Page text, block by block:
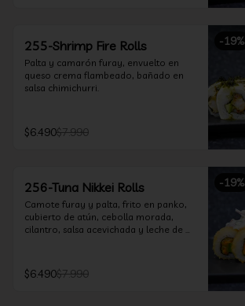
-19%
255-Shrimp Fire Rolls
Palta y camarón furay, envuelto en
queso crema flambeado, bañado en
salsa chimichurri.
$6.490$7.990
-19%
256-Tuna Nikkei Rolls
Camote furay y palta, frito en panko,
cubierto de atún, cebolla morada,
cilantro, salsa acevichada y leche de
$6.490$7.990